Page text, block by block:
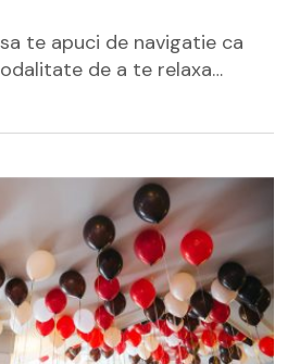
te apuci de navigatie ca
de a te relaxa…